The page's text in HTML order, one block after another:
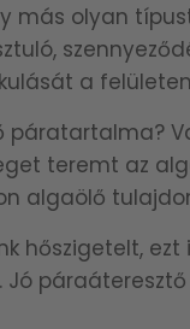
olyan
a
páratartalma?
teremt az
algaölő
hőszigetelt,